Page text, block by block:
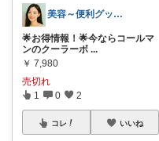
美容～便利グッズメイン✨
🌟お得情報！🌟今ならコールマ
ンのクーラーボ ...
￥ 7,980
売切れ
1 0 2
コレ いいね